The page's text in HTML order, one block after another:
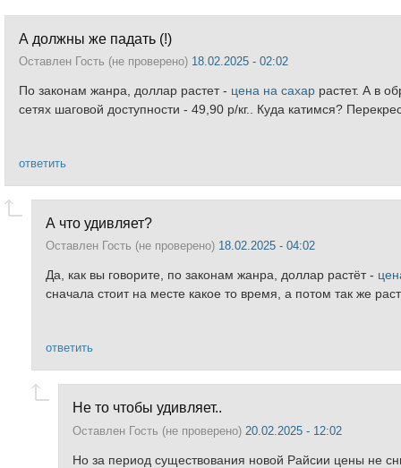
А должны же падать (!)
Оставлен Гость (не проверено) 18.02.2025 - 02:02
По законам жанра, доллар растет - цена на сахар растет. А в
сетях шаговой доступности - 49,90 р/кг.. Куда катимся?
ответить
А что удивляет?
Оставлен Гость (не проверено) 18.02.2025 - 04:02
Да, как вы говорите, по законам жанра, доллар растёт -
сначала стоит на месте какое то время, а потом так же
ответить
Не то чтобы удивляет..
Оставлен Гость (не проверено) 20.02.2025 - 12:02
Но за период существования новой Райсии цены не